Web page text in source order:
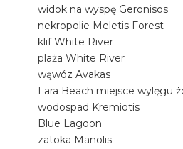
widok na wyspę Geronisos
nekropolie Meletis Forest
klif White River
plaża White River
wąwóz Avakas
Lara Beach miejsce wylęgu
wodospad Kremiotis
Blue Lagoon
zatoka Manolis